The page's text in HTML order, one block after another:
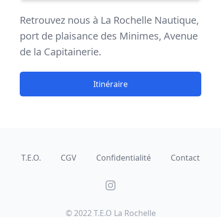
Retrouvez nous à La Rochelle Nautique,
port de plaisance des Minimes, Avenue
de la Capitainerie.
Itinéraire
T.E.O. CGV Confidentialité Contact
Instagram
© 2022 T.E.O La Rochelle